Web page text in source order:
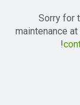
Sorry for
maintenance